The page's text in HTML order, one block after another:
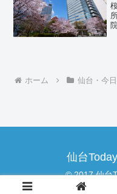
ホーム 仙台・今
仙台
© 2017 仙台